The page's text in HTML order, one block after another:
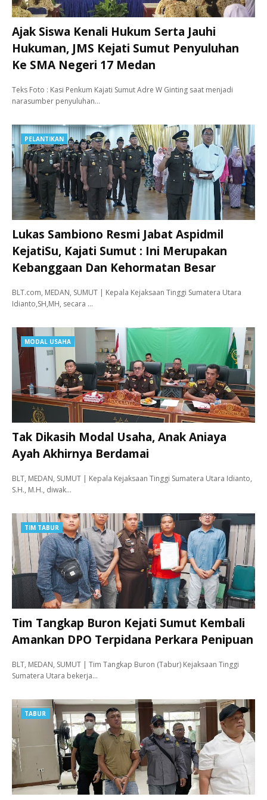
Ajak Siswa Kenali Hukum Serta Jauhi
Hukuman, JMS Kejati Sumut Penyuluhan
Ke SMA Negeri 17 Medan
Teks Foto : Kasi Penkum Kajati Sumut Adre W Ginting saat menjadi
narasumber penyuluhan…
PELANTIKAN
Lukas Sambiono Resmi Jabat Aspidmil
KejatiSu, Kajati Sumut : Ini Merupakan
Kebanggaan Dan Kehormatan Besar
BLT.com, MEDAN, SUMUT | Kepala Kejaksaan Tinggi Sumatera Utara
Idianto,SH,MH, secara …
MODAL USAHA
Tak Dikasih Modal Usaha, Anak Aniaya
Ayah Akhirnya Berdamai
BLT, MEDAN, SUMUT | Kepala Kejaksaan Tinggi Sumatera Utara Idianto,
S.H., M.H., diwak…
TIM TABUR
Tim Tangkap Buron Kejati Sumut Kembali
Amankan DPO Terpidana Perkara Penipuan
BLT, MEDAN, SUMUT | Tim Tangkap Buron (Tabur) Kejaksaan Tinggi
Sumatera Utara bekerja…
TABUR